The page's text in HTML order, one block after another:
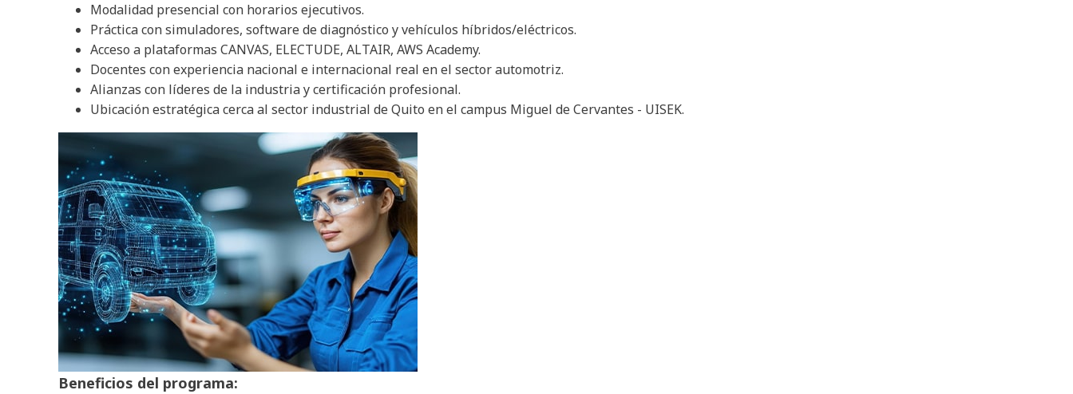
Modalidad presencial con horarios ejecutivos.
Práctica con simuladores, software de diagnóstico y vehículos híbridos/eléctricos.
Acceso a plataformas CANVAS, ELECTUDE, ALTAIR, AWS Academy.
Docentes con experiencia nacional e internacional real en el sector automotriz.
Alianzas con líderes de la industria y certificación profesional.
Ubicación estratégica cerca al sector industrial de Quito en el campus Miguel de Cervantes - UISEK.
Beneficios del programa: